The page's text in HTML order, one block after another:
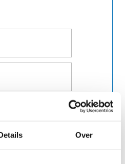
Over
om mijn data te